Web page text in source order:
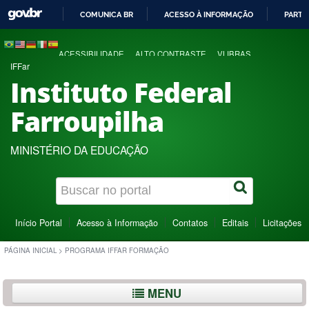
COMUNICA BR ACESSO À INFORMAÇÃO
ACESSIBILIDADE ALTO CONTRASTE VLIBRAS
IFFar
Instituto Federal
Farroupilha
MINISTÉRIO DA EDUCAÇÃO
Início Portal Acesso à Informação Contatos Editais Licitações
PÁGINA INICIAL > PROGRAMA IFFAR FORMAÇÃO
MENU